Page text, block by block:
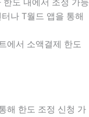
도 내에서 조정 가능
나 T월드 앱을 통해
에서 소액결제 한도
해 한도 조정 신청 가